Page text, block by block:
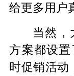
给更多用户
当然，
方案都设置
时促销活动